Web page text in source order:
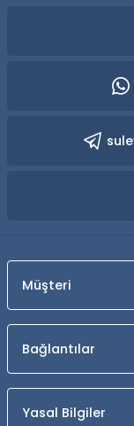
Müşteri
Bağlantılar
Yasal Bilgiler